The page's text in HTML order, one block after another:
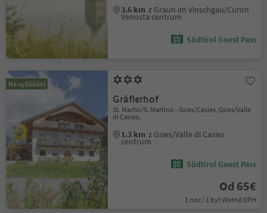
3.6 km z Graun im Vinschgau/Curon
Venosta centrum
Südtirol Guest Pass
Na vyžádání
Gräflerhof
St. Martin/S. Martino - Gsies/Casies, Gsies/Valle
di Casies,
1.3 km z Gsies/Valle di Casies
centrum
Südtirol Guest Pass
Od 65€
1 noc / 1 byt Včetně DPH